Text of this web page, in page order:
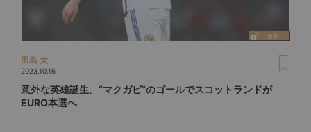
田島 大
2023.10.16
意外な英雄誕生。“マクガビ”のゴールでスコットランドが
EURO本選へ